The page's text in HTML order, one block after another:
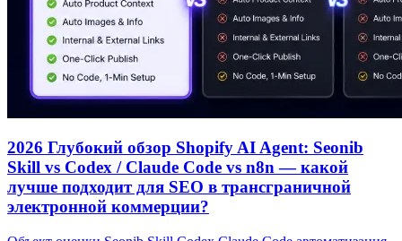
2026 Глубокий обзор Shopify AI Agent: Seonib
Skill vs Codex / Claude Code vs n8n — какой
лучше подходит для SEO в трансграничной
электронной коммерции?